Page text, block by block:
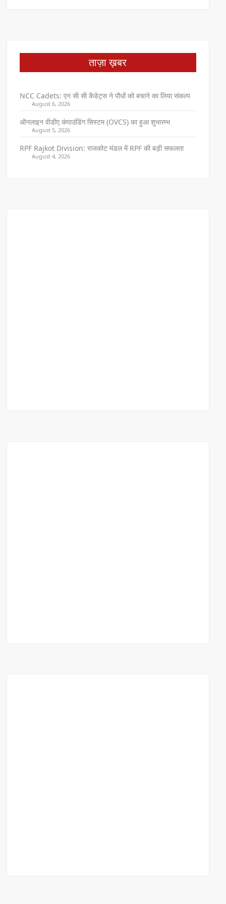
ताज़ा ख़बर
NCC Cadets: एन सी सी कैडेट्स ने पौधों को बचाने का लिया संकल्प
August 6, 2026
ऑनलाइन वीडीए कंपाउंडिंग सिस्टम (OVCS) का हुआ शुभारम्भ
August 5, 2026
RPF Rajkot Division: राजकोट मंडल में RPF की बड़ी सफलता
August 4, 2026